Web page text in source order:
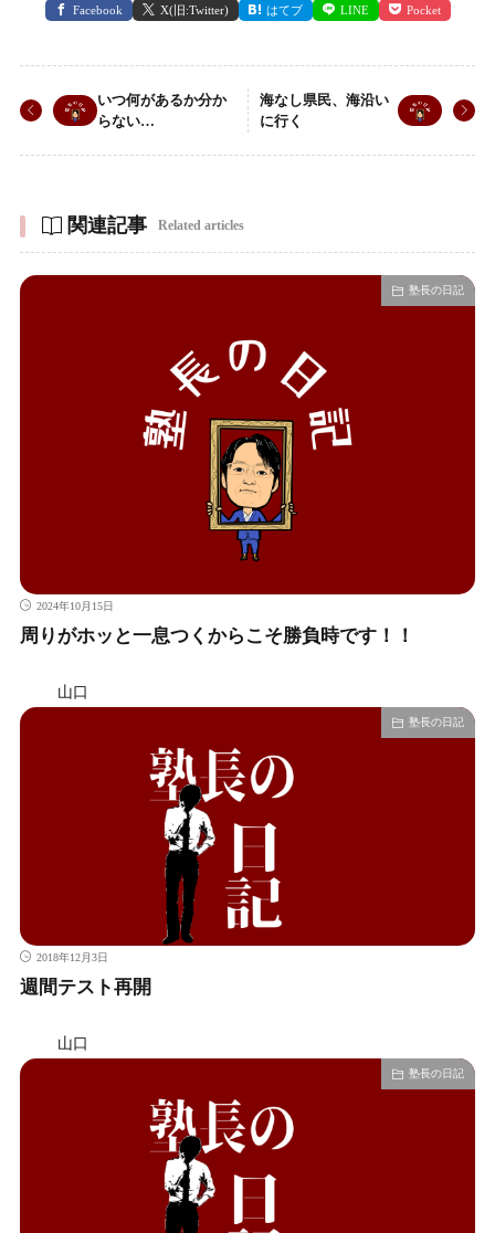
Facebook X(旧:Twitter) はてブ LINE Pocket
いつ何があるか分か
らない…
海なし県民、海沿い
に行く
関連記事 Related articles
塾長の日記
2024年10月15日
周りがホッと一息つくからこそ勝負時です！！
山口
塾長の日記
2018年12月3日
週間テスト再開
山口
塾長の日記